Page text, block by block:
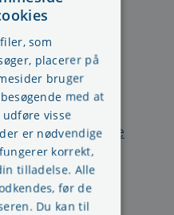
hjemme
du ikke kan sove
er for lidt
i tide
som
placerer på
bruger
med at
visse
er nødvendige
korrekt,
tilladelse. Alle
før de
Du kan til